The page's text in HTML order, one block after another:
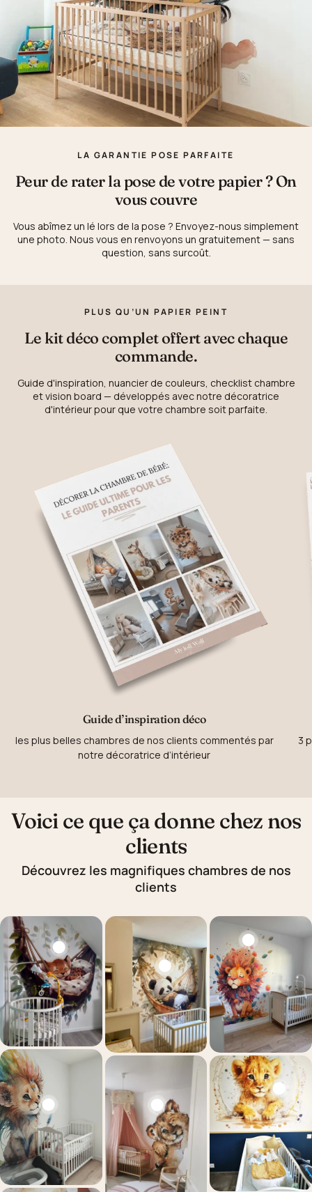
LA GARANTIE POSE PARFAITE
Peur de rater la pose de votre papier ? On
vous couvre
Vous abîmez un lé lors de la pose ? Envoyez-nous simplement
une photo. Nous vous en renvoyons un gratuitement — sans
question, sans surcoût.
PLUS QU’UN PAPIER PEINT
Le kit déco complet offert avec chaque
commande.
Guide d'inspiration, nuancier de couleurs, checklist chambre
et vision board — développés avec notre décoratrice
d'intérieur pour que votre chambre soit parfaite.
Guide d’inspiration déco
les plus belles chambres de nos clients commentés par
notre décoratrice d’intérieur
3
Voici ce que ça donne chez nos
clients
Découvrez les magnifiques chambres de nos
clients